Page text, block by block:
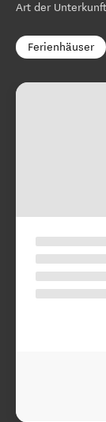
Art der
Ferienhäuser